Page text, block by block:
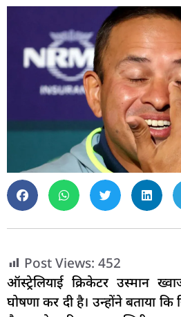
Post Views: 452
ऑस्ट्रेलियाई क्रिकेटर उस्मान
घोषणा कर दी है। उन्होंने बताया